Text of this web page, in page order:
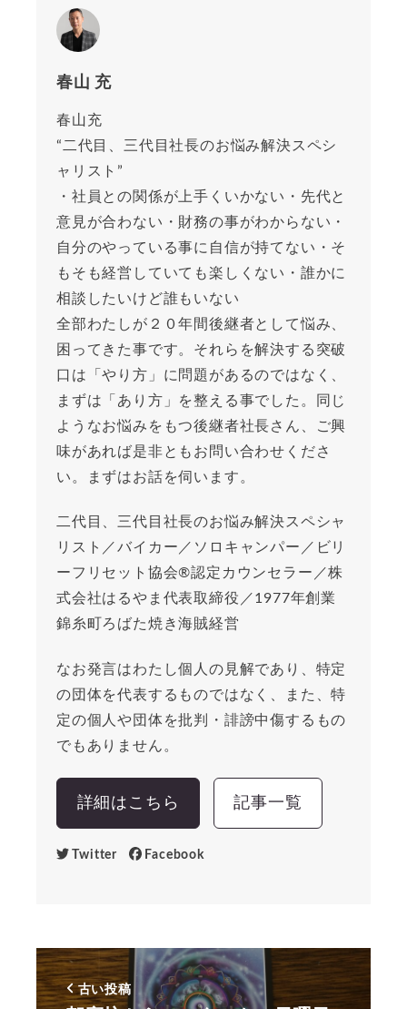
春山 充
春山充
“二代目、三代目社長のお悩み解決スペシ
ャリスト”
・社員との関係が上手くいかない・先代と
意見が合わない・財務の事がわからない・
自分のやっている事に自信が持てない・そ
もそも経営していても楽しくない・誰かに
相談したいけど誰もいない
全部わたしが２０年間後継者として悩み、
困ってきた事です。それらを解決する突破
口は「やり方」に問題があるのではなく、
まずは「あり方」を整える事でした。同じ
ようなお悩みをもつ後継者社長さん、ご興
味があれば是非ともお問い合わせくださ
い。まずはお話を伺います。
二代目、三代目社長のお悩み解決スペシャ
リスト／バイカー／ソロキャンパー／ビリ
ーフリセット協会®︎認定カウンセラー／株
式会社はるやま代表取締役／1977年創業
錦糸町ろばた焼き海賊経営
なお発言はわたし個人の見解であり、特定
の団体を代表するものではなく、また、特
定の個人や団体を批判・誹謗中傷するもの
でもありません。
詳細はこちら 記事一覧
Twitter Facebook
古い投稿